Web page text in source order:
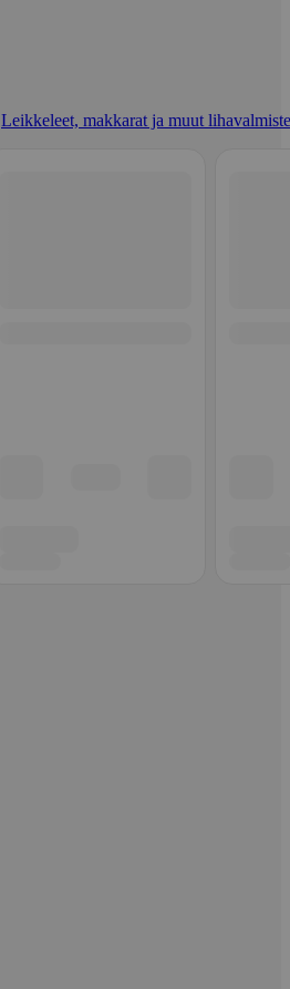
Leikkeleet, makkarat ja muut